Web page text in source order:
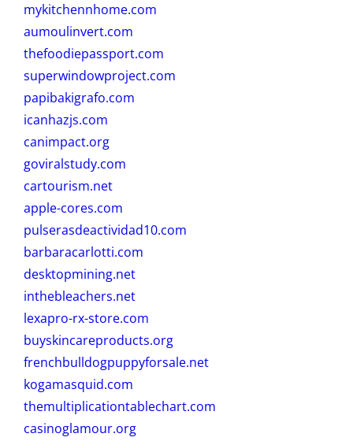
mykitchennhome.com
aumoulinvert.com
thefoodiepassport.com
superwindowproject.com
papibakigrafo.com
icanhazjs.com
canimpact.org
goviralstudy.com
cartourism.net
apple-cores.com
pulserasdeactividad10.com
barbaracarlotti.com
desktopmining.net
inthebleachers.net
lexapro-rx-store.com
buyskincareproducts.org
frenchbulldogpuppyforsale.net
kogamasquid.com
themultiplicationtablechart.com
casinoglamour.org